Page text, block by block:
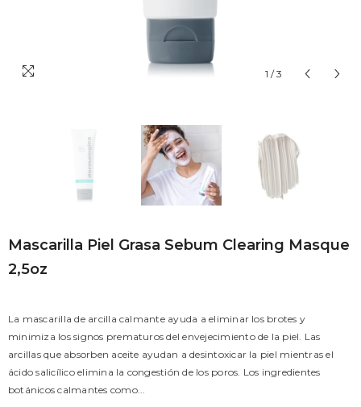
1 / 3
Mascarilla Piel Grasa Sebum Clearing Masque
2,5oz
La mascarilla de arcilla calmante ayuda a eliminar los brotes y
minimiza los signos prematuros del envejecimiento de la piel. Las
arcillas que absorben aceite ayudan a desintoxicar la piel mientras el
ácido salicílico elimina la congestión de los poros. Los ingredientes
botánicos calmantes como...